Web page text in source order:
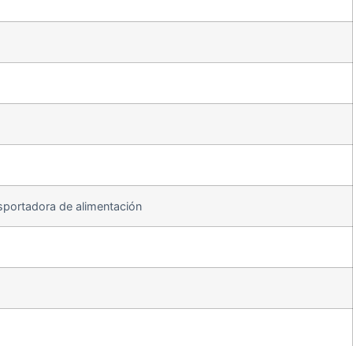
de alimentación